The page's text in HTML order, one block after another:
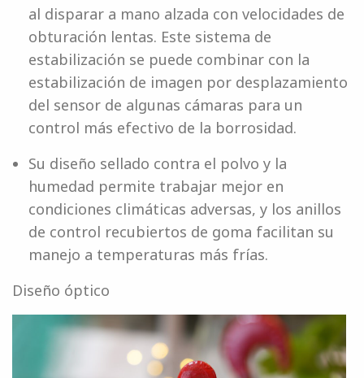
al disparar a mano alzada con velocidades de
obturación lentas. Este sistema de
estabilización se puede combinar con la
estabilización de imagen por desplazamiento
del sensor de algunas cámaras para un
control más efectivo de la borrosidad.
Su diseño sellado contra el polvo y la
humedad permite trabajar mejor en
condiciones climáticas adversas, y los anillos
de control recubiertos de goma facilitan su
manejo a temperaturas más frías.
Diseño óptico